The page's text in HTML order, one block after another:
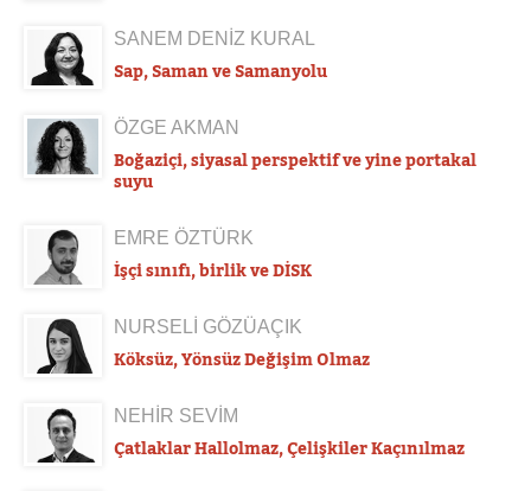
SANEM DENİZ KURAL
Sap, Saman ve Samanyolu
ÖZGE AKMAN
Boğaziçi, siyasal perspektif ve yine portakal
suyu
EMRE ÖZTÜRK
İşçi sınıfı, birlik ve DİSK
NURSELİ GÖZÜAÇIK
Köksüz, Yönsüz Değişim Olmaz
NEHİR SEVİM
Çatlaklar Hallolmaz, Çelişkiler Kaçınılmaz